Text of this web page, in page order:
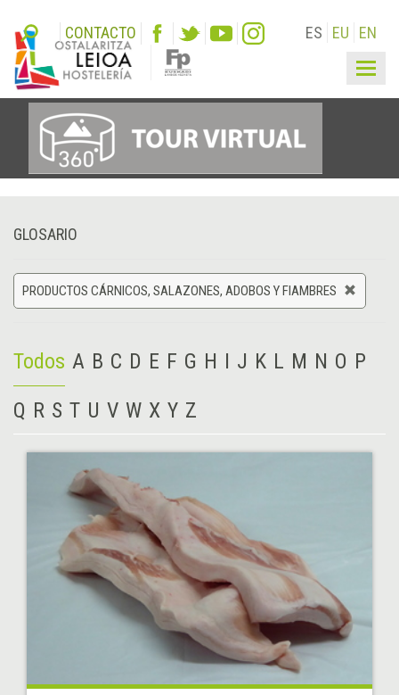
CONTACTO ES EU EN
GLOSARIO
PRODUCTOS CÁRNICOS, SALAZONES, ADOBOS Y FIAMBRES
Todos A B C D E F G H I J K L M N O P
Q R S T U V W X Y Z